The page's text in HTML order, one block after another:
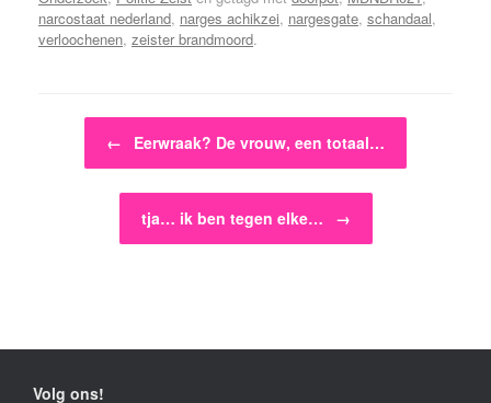
narcostaat nederland, narges achikzei, nargesgate, schandaal,
verloochenen, zeister brandmoord.
Bericht navigatie
← Eerwraak? De vrouw, een totaal…
tja… ik ben tegen elke… →
Volg ons!